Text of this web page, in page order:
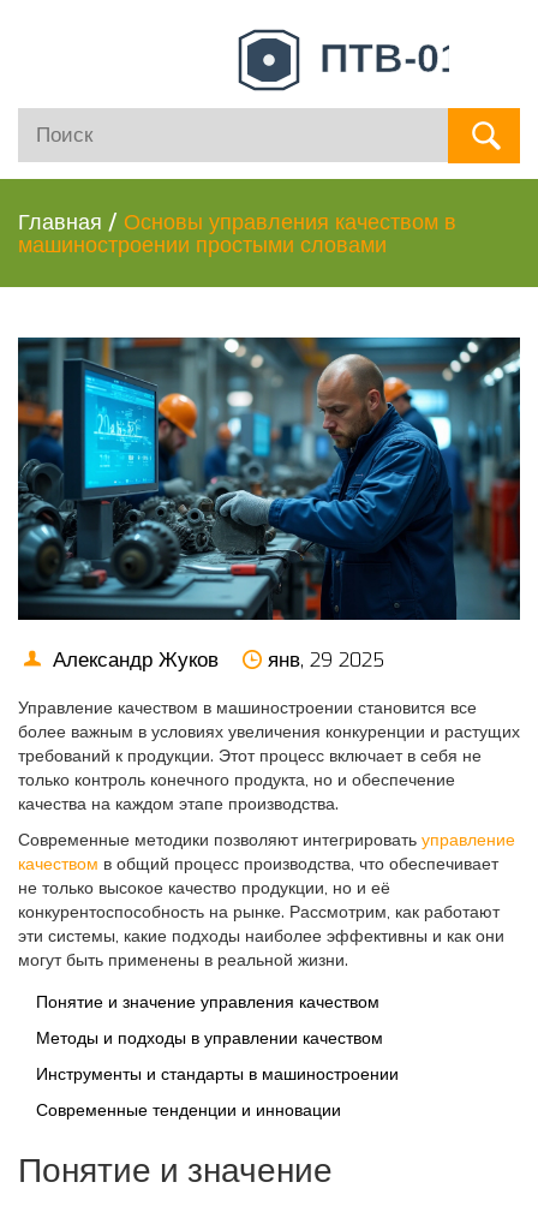
Главная / Основы управления качеством в
машиностроении простыми словами
Александр Жуков янв, 29 2025
Управление качеством в машиностроении становится все
более важным в условиях увеличения конкуренции и растущих
требований к продукции. Этот процесс включает в себя не
только контроль конечного продукта, но и обеспечение
качества на каждом этапе производства.
Современные методики позволяют интегрировать управление
качеством в общий процесс производства, что обеспечивает
не только высокое качество продукции, но и её
конкурентоспособность на рынке. Рассмотрим, как работают
эти системы, какие подходы наиболее эффективны и как они
могут быть применены в реальной жизни.
Понятие и значение управления качеством
Методы и подходы в управлении качеством
Инструменты и стандарты в машиностроении
Современные тенденции и инновации
Понятие и значение